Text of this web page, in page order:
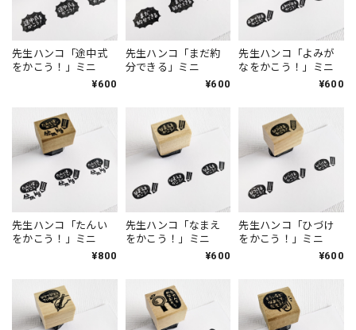
先生ハンコ「途中式
をかこう！」ミニ
¥600
先生ハンコ「まだ約
分できる」ミニ
¥600
先生ハンコ「よみが
なをかこう！」ミニ
¥600
先生ハンコ「たんい
をかこう！」ミニ
¥800
先生ハンコ「なまえ
をかこう！」ミニ
¥600
先生ハンコ「ひづけ
をかこう！」ミニ
¥600